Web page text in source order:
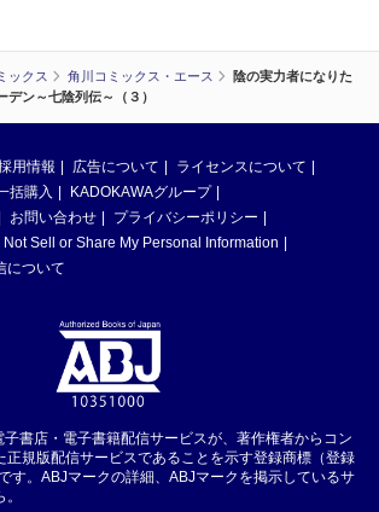
ックス 角川コミックス・エース
陰の実力者になりた
デン～七陰列伝～（３）
用情報 広告について
ライセンスについて
括購入
KADOKAWAグループ
お問い合わせ
プライバシーポリシー
Not Sell or Share My Personal Information
について
書店・電子書籍配信サービスが、著作権者からコン
正規版配信サービスであることを示す登録商標（登録
す。ABJマークの詳細、ABJマークを掲示しているサ